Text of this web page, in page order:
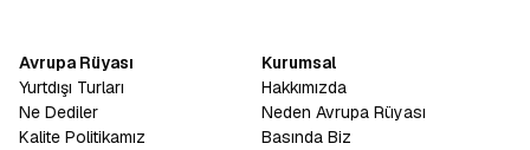
Avrupa Rüyası
Yurtdışı Turları
Ne Dediler
Kalite Politikamız
Kurumsal
Hakkımızda
Neden Avrupa Rüyası
Basında Biz